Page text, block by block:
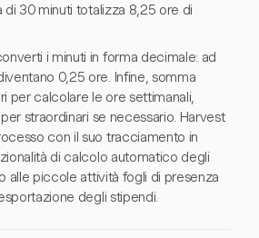
di 30 minuti totalizza 8,25 ore di
i minuti in forma decimale: ad
0,25 ore. Infine, somma
per calcolare le ore settimanali,
straordinari se necessario. Harvest
con il suo tracciamento in
di calcolo automatico degli
alle piccole attività fogli di presenza
degli stipendi.